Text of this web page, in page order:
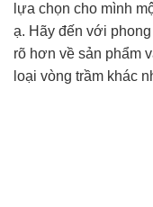
lựa chọn cho mình
ạ. Hãy đến với
rõ hơn về sản phẩm
loại vòng trầm khác